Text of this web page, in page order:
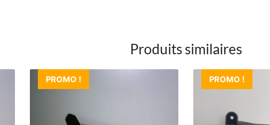
Produits similaires
PROMO ! PROMO !